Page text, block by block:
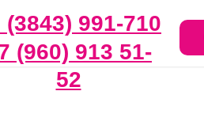
(3843) 991-710
(960) 913 51-
52